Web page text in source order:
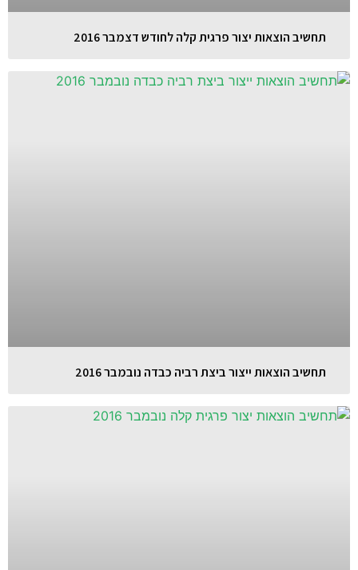
תחשיב הוצאות יצור פרגית קלה לחודש דצמבר 2016
תחשיב הוצאות ייצור ביצת רביה כבדה נובמבר 2016